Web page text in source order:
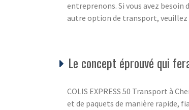
entreprenons. Si vous avez
autre option de transport,
Le concept éprouvé qui
COLIS EXPRESS 50 Transport à
et de paquets de manière rapide,